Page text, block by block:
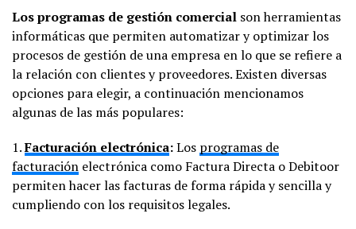
Los programas de gestión comercial son herramientas
informáticas que permiten automatizar y optimizar los
procesos de gestión de una empresa en lo que se refiere a
la relación con clientes y proveedores. Existen diversas
opciones para elegir, a continuación mencionamos
algunas de las más populares:
1.Facturación electrónica:Los programas de
facturación electrónica como Factura Directa o Debitoor
permiten hacer las facturas de forma rápida y sencilla y
cumpliendo con los requisitos legales.